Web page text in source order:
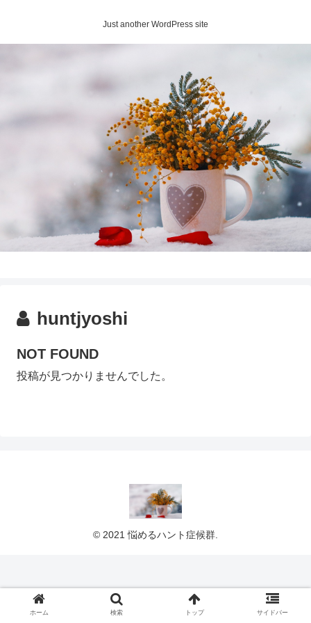
Just another WordPress site
huntjyoshi
NOT FOUND
投稿が見つかりませんでした。
© 2021 悩めるハント症候群.
ホーム 検索 トップ サイドバー